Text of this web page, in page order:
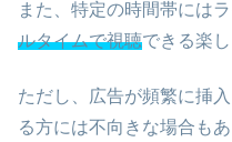
また、特定の時間帯には
ルタイムで視聴できる楽
ただし、広告が頻繁に挿
る方には不向きな場合もあ